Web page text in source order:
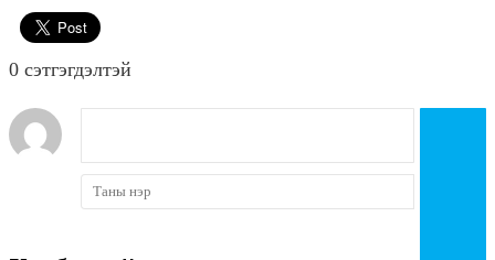
0 cэтгэгдэлтэй